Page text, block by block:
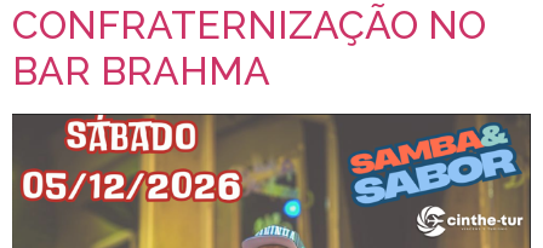
CONFRATERNIZAÇÃO NO
BAR BRAHMA